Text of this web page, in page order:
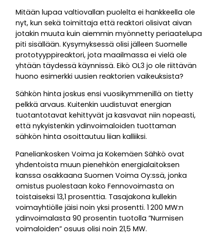
Mitään lupaa valtiovallan puolelta ei hankkeella ole
nyt, kun sekä toimittaja että reaktori olisivat aivan
jotakin muuta kuin aiemmin myönnetty periaatelupa
piti sisällään. Kysymyksessä olisi jälleen Suomelle
prototyyppireaktori, jota maailmassa ei vielä ole
yhtään täydessä käynnissä. Eikö OL3 jo ole riittävän
huono esimerkki uusien reaktorien vaikeuksista?
Sähkön hinta joskus ensi vuosikymmenillä on tietty
pelkkä arvaus. Kuitenkin uudistuvat energian
tuotantotavat kehittyvät ja kasvavat niin nopeasti,
että nykyistenkin ydinvoimaloiden tuottaman
sähkön hinta osoittautuu liian kalliiksi.
Paneliankosken Voima ja Kokemäen Sähkö ovat
yhdentoista muun pienehkön energialaitoksen
kanssa osakkaana Suomen Voima Oy:ssä, jonka
omistus puolestaan koko Fennovoimasta on
toistaiseksi 13,1 prosenttia. Tasajakona kullekin
voimayhtiölle jäisi noin yksi prosentti. 1 200 MW:n
ydinvoimalasta 90 prosentin tuotolla ”Nurmisen
voimaloiden” osuus olisi noin 21,5 MW.